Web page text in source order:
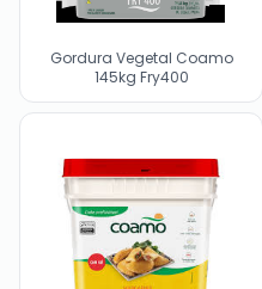
Gordura Vegetal Coamo
145kg Fry400